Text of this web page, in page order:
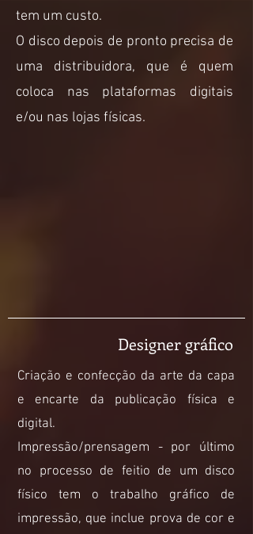
tem um custo.
O disco depois de pronto precisa de
uma distribuidora, que é quem
coloca nas plataformas digitais
e/ou nas lojas físicas.
Designer gráfico
Criação e confecção da arte da capa
e encarte da publicação física e
digital.
Impressão/prensagem - por último
no processo de feitio de um disco
físico tem o trabalho gráfico de
impressão, que inclue prova de cor e